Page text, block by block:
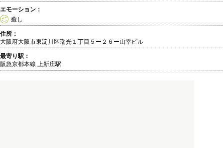
エモーション：
癒し
住所：
大阪府大阪市東淀川区瑞光１丁目５ー２６ー山幸ビル
最寄り駅：
阪急京都本線 上新庄駅